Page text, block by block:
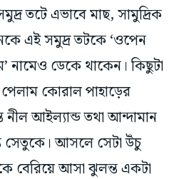
এই সমুদ্র তটকে ‘ওপেন
নামেও ডেকে থাকেন। কিছুটা
কোরাল পাহাড়ের
আইল্যান্ড তথা আন্দামান
সেতুকে। আসলে সেটা উঁচু
বেরিয়ে আসা ঝুলন্ত একটা
সমুদ্রর বাতাসের ঘর্ষণে